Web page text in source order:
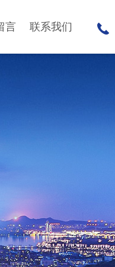
言 联系我们